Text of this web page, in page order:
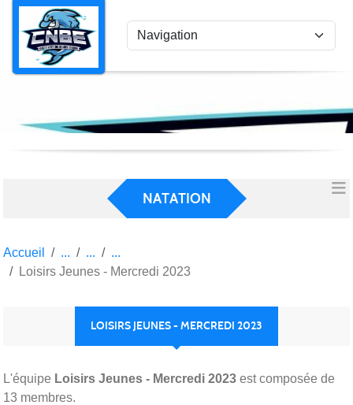
NATATION
Accueil
Loisirs Jeunes - Mercredi 2023
LOISIRS JEUNES - MERCREDI 2023
L'équipe Loisirs Jeunes - Mercredi 2023 est composée de
13 membres.
Panneau de gestion des cookies